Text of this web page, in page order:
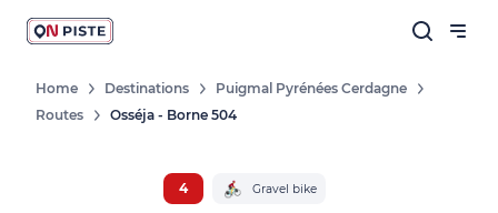
Home Destinations
Puigmal Pyrénées Cerdagne
Routes
Osséja - Borne 504
4 Gravel bike